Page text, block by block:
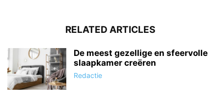
RELATED ARTICLES
De meest gezellige en sfeervolle
slaapkamer creëren
Redactie